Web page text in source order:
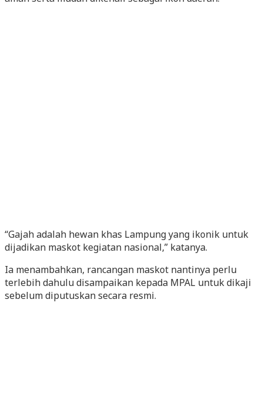
“Gajah adalah hewan khas Lampung yang ikonik untuk
dijadikan maskot kegiatan nasional,” katanya.
Ia menambahkan, rancangan maskot nantinya perlu
terlebih dahulu disampaikan kepada MPAL untuk dikaji
sebelum diputuskan secara resmi.